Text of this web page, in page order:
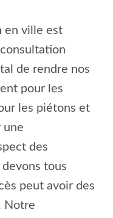
en ville est
de rendre nos
pour les
les piétons et
une
des
tous
peut avoir des
Notre